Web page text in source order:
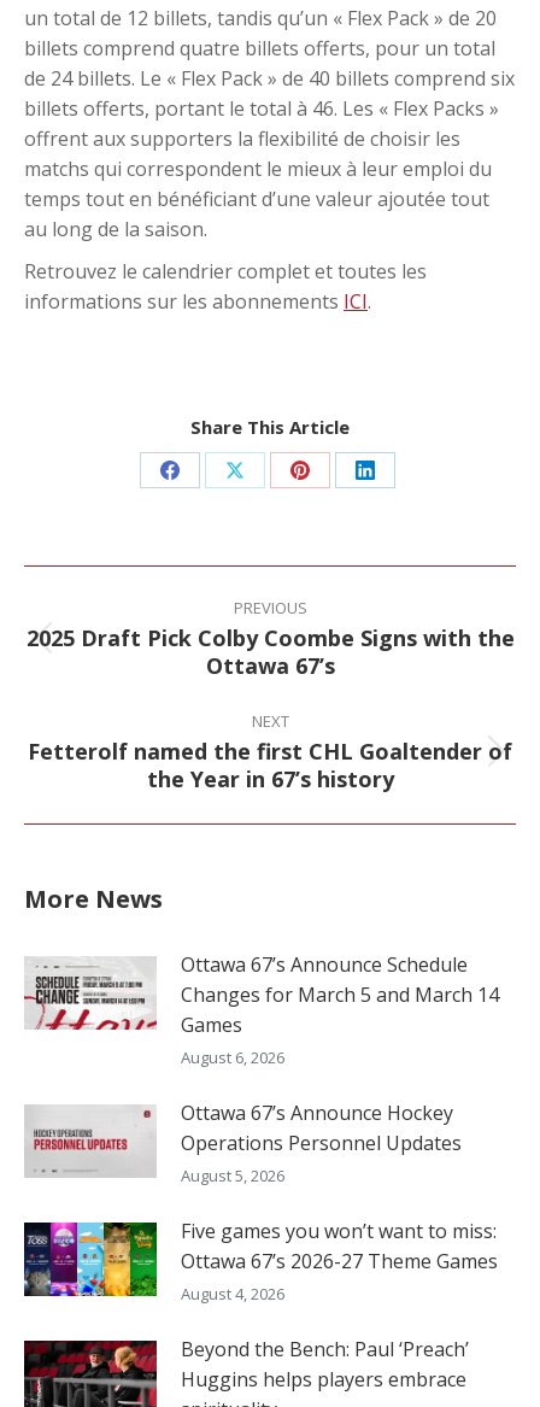
un total de 12 billets, tandis qu’un « Flex Pack » de 20
billets comprend quatre billets offerts, pour un total
de 24 billets. Le « Flex Pack » de 40 billets comprend six
billets offerts, portant le total à 46. Les « Flex Packs »
offrent aux supporters la flexibilité de choisir les
matchs qui correspondent le mieux à leur emploi du
temps tout en bénéficiant d’une valeur ajoutée tout
au long de la saison.
Retrouvez le calendrier complet et toutes les
informations sur les abonnements ICI.
Share This Article
Share Share Share Share
Post
navigation
PREVIOUS
Previous
post:
2025 Draft Pick Colby Coombe Signs with the
Ottawa 67’s
NEXT
Next
post:
Fetterolf named the first CHL Goaltender of
the Year in 67’s history
More News
Ottawa 67’s Announce Schedule
Changes for March 5 and March 14
Games
August 6, 2026
Ottawa 67’s Announce Hockey
Operations Personnel Updates
August 5, 2026
Five games you won’t want to miss:
Ottawa 67’s 2026-27 Theme Games
August 4, 2026
Beyond the Bench: Paul ‘Preach’
Huggins helps players embrace